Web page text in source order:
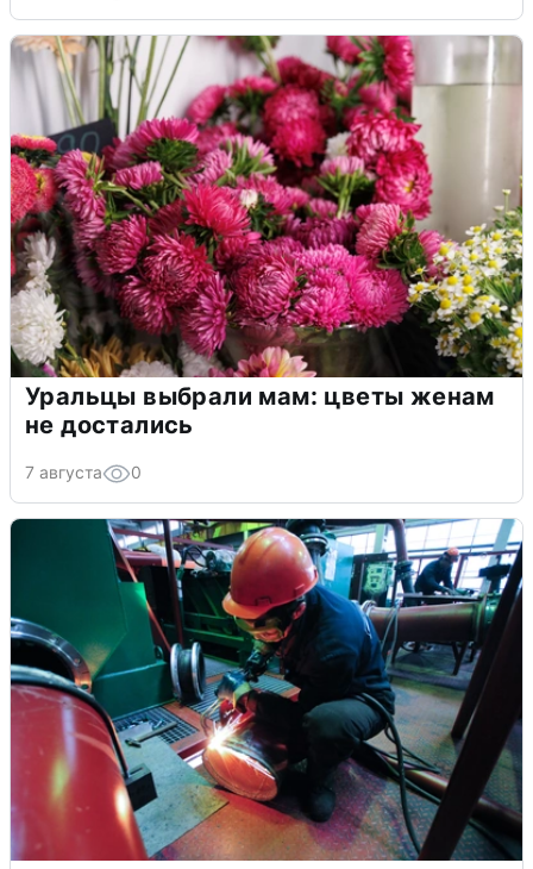
Уральцы выбрали мам: цветы женам
не достались
7 августа 0